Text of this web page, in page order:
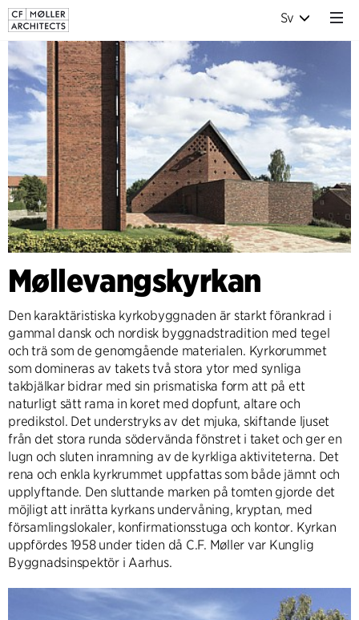
Sv
Møllevangskyrkan
Den karaktäristiska kyrkobyggnaden är starkt förankrad i
gammal dansk och nordisk byggnadstradition med tegel
och trä som de genomgående materialen. Kyrkorummet
som domineras av takets två stora ytor med synliga
takbjälkar bidrar med sin prismatiska form att på ett
naturligt sätt rama in koret med dopfunt, altare och
predikstol. Det understryks av det mjuka, skiftande ljuset
från det stora runda södervända fönstret i taket och ger en
lugn och sluten inramning av de kyrkliga aktiviteterna. Det
rena och enkla kyrkrummet uppfattas som både jämnt och
upplyftande. Den sluttande marken på tomten gjorde det
möjligt att inrätta kyrkans undervåning, kryptan, med
församlingslokaler, konfirmationsstuga och kontor. Kyrkan
uppfördes 1958 under tiden då C.F. Møller var Kunglig
Byggnadsinspektör i Aarhus.